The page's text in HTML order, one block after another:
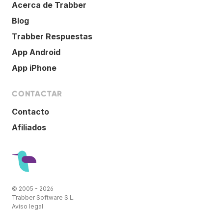
Acerca de Trabber
Blog
Trabber Respuestas
App Android
App iPhone
CONTACTAR
Contacto
Afiliados
© 2005 - 2026
Trabber Software S.L.
Aviso legal